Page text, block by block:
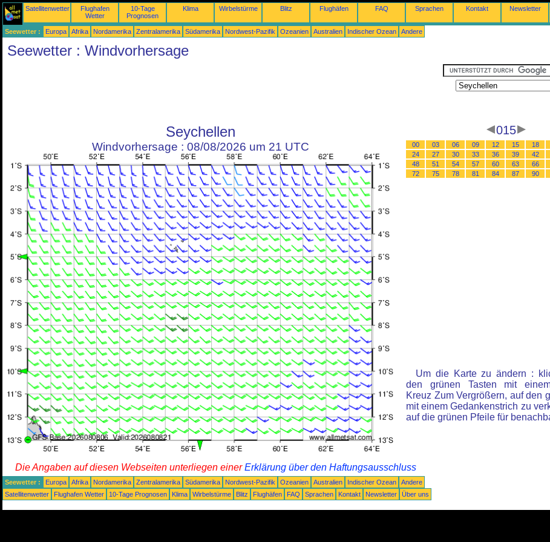
Satellitenwetter
Flughafen
Wetter
10-Tage
Prognosen
Klima Wirbelstürme Blitz Flughäfen FAQ Sprachen Kontakt Newsletter
Seewetter : Europa Afrika Nordamerika Zentralamerika Südamerika Nordwest-Pazifik Ozeanien Australien Indischer Ozean Andere
Seewetter : Windvorhersage
Seychellen
Windvorhersage : 08/08/2026 um 21 UTC
015
00 03 06 09 12 15 18
24
27 30 33 36 39 42
48
51 54 57 60 63 66
72
75 78 81 84 87 90
Um die Karte zu ändern :
den grünen Tasten mit
Kreuz Zum Vergrößern, auf den
mit einem Gedankenstrich zu
auf die grünen Pfeile für
Die Angaben auf diesen Webseiten unterliegen einerErklärung über den Haftungsausschluss
Seewetter : Europa Afrika Nordamerika Zentralamerika Südamerika Nordwest-Pazifik Ozeanien Australien Indischer Ozean
Andere
Satellitenwetter
Flughafen Wetter 10-Tage Prognosen Klima Wirbelstürme Blitz Flughäfen FAQ Sprachen Kontakt Newsletter Über uns